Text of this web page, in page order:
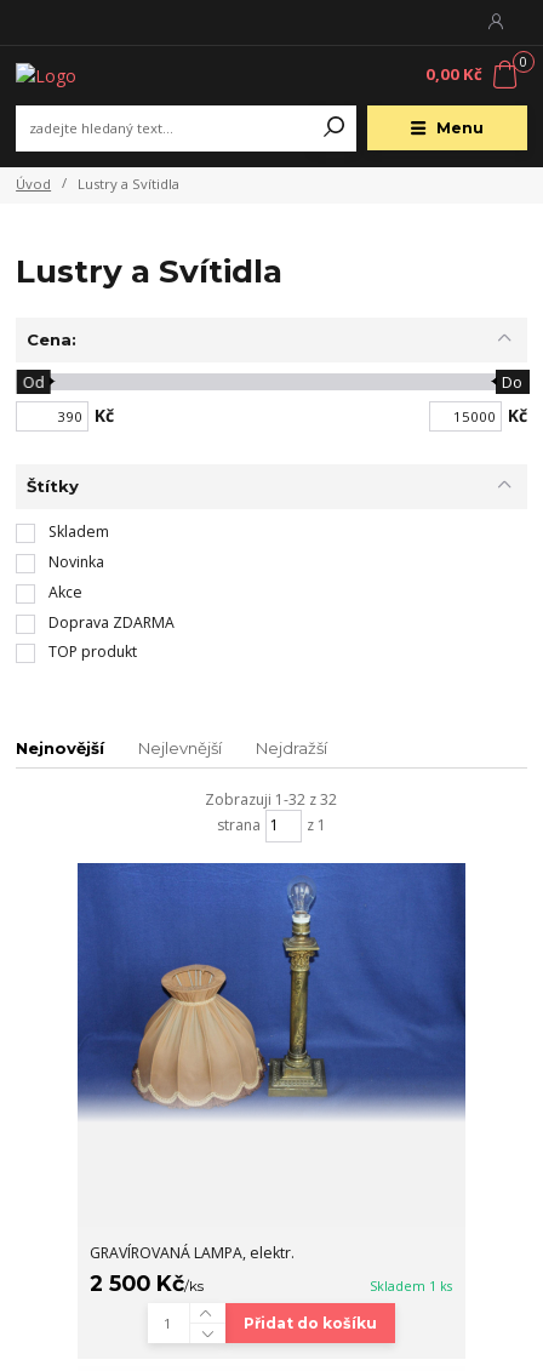
Menu
0
0,00 Kč
Úvod Lustry a Svítidla
Lustry a Svítidla
Cena:
Kč
Od Do
Kč
Štítky
Skladem
Novinka
Akce
Doprava ZDARMA
TOP produkt
Nejnovější Nejlevnější Nejdražší
Zobrazuji 1-32 z 32
strana
z 1
GRAVÍROVANÁ LAMPA, elektr.
2 500 Kč/ks Skladem 1 ks
Přidat do košíku